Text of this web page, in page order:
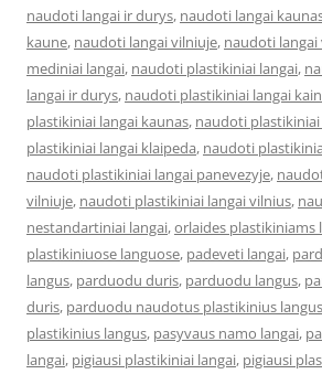
naudoti langai ir durys, naudoti langai
kaune, naudoti langai vilniuje, naudoti langai
mediniai langai, naudoti plastikiniai langai,
langai ir durys, naudoti plastikiniai langai
plastikiniai langai kaunas, naudoti
plastikiniai langai klaipeda, naudoti
naudoti plastikiniai langai panevezyje,
vilniuje, naudoti plastikiniai langai vilnius,
nestandartiniai langai,orlaides plastikiniams
plastikiniuose languose, padeveti langai,
langus, parduodu duris, parduodu langus,
duris, parduodu naudotus plastikinius langus
plastikinius langus, pasyvaus namo langai,
langai, pigiausi plastikiniai langai, pigiausi